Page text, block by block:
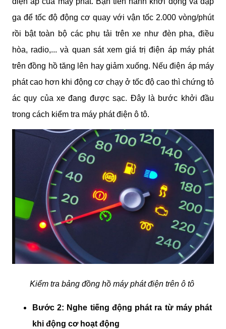
ga để tốc độ động cơ quay với vận tốc 2.000 vòng/phút
rồi bật toàn bộ các phụ tải trên xe như đèn pha, điều
hòa, radio,... và quan sát xem giá trị điện áp máy phát
trên đồng hồ tăng lên hay giảm xuống. Nếu điện áp máy
phát cao hơn khi động cơ chạy ở tốc độ cao thì chứng tỏ
ác quy của xe đang được sạc. Đây là bước khởi đầu
trong cách kiểm tra máy phát điện ô tô.
Kiểm tra bảng đồng hồ máy phát điện trên ô tô
Bước 2: Nghe tiếng động phát ra từ máy phát
khi động cơ hoạt động